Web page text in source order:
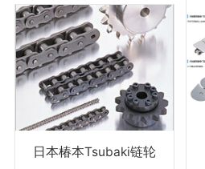
日本椿本Tsubaki链轮